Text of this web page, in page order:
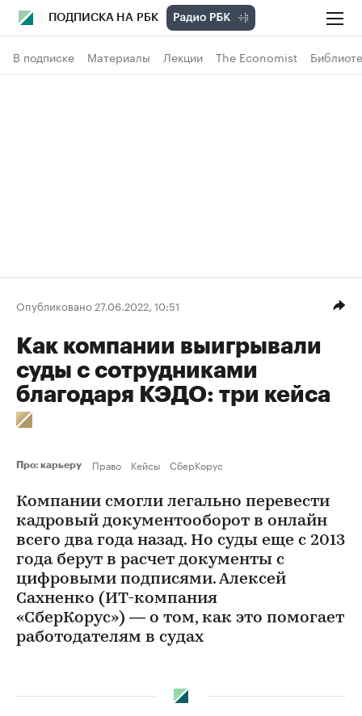
ПОДПИСКА НА РБК
В подписке Материалы Лекции The Economist
Опубликовано 27.06.2022, 10:51
Как компании выигрывали
суды с сотрудниками
благодаря КЭДО: три кейса
Про: карьеру Право Кейсы СберКорус
Компании смогли легально перевести
кадровый документооборот в онлайн
всего два года назад. Но суды еще с 2013
года берут в расчет документы с
цифровыми подписями. Алексей
Сахненко (ИТ-компания
«СберКорус») — о том, как это помогает
работодателям в судах